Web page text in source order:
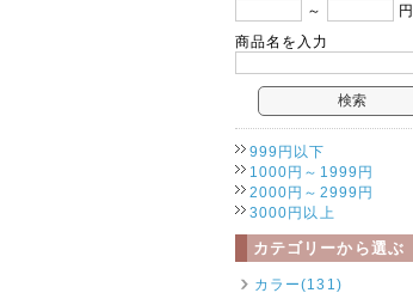
～
円
商品名を入力
999円以下
1000円～1999円
2000円～2999円
3000円以上
カテゴリーから選ぶ
カラー(131)